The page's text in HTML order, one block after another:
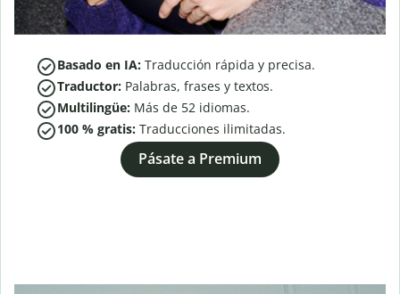
Basado en IA: Traducción rápida y precisa.
Traductor: Palabras, frases y textos.
Multilingüe: Más de 52 idiomas.
100 % gratis: Traducciones ilimitadas.
Pásate a Premium